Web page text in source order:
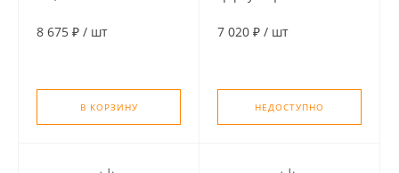
частотный
8 675 ₽ / шт
В КОРЗИНУ
7 020 ₽ / шт
НЕДОСТУПНО